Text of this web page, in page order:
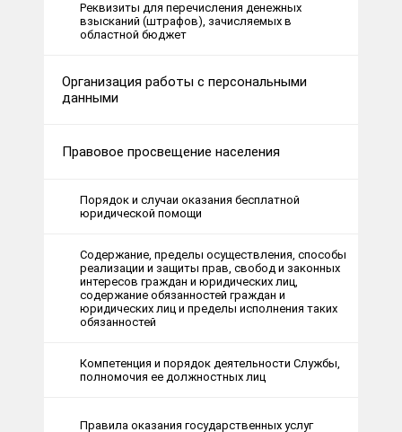
Реквизиты для перечисления денежных
взысканий (штрафов), зачисляемых в
областной бюджет
Организация работы с персональными
данными
Правовое просвещение населения
Порядок и случаи оказания бесплатной
юридической помощи
Содержание, пределы осуществления, способы
реализации и защиты прав, свобод и законных
интересов граждан и юридических лиц,
содержание обязанностей граждан и
юридических лиц и пределы исполнения таких
обязанностей
Компетенция и порядок деятельности Службы,
полномочия ее должностных лиц
Правила оказания государственных услуг